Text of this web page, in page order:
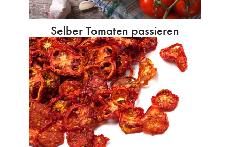
Selber Tomaten passieren